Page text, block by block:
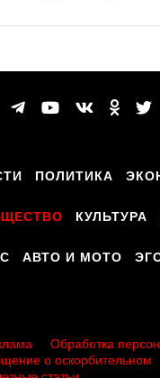
ПОЛИТИКА
КУЛЬТУРА
АВТО И МОТО
Обработка
о оскорбительном